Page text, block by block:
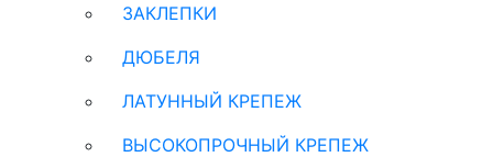
ЗАКЛЕПКИ
ДЮБЕЛЯ
ЛАТУННЫЙ КРЕПЕЖ
ВЫСОКОПРОЧНЫЙ КРЕПЕЖ